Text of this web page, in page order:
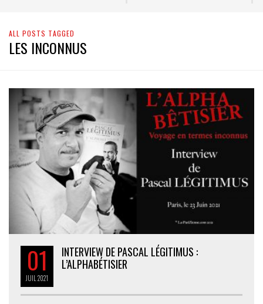
ALL POSTS TAGGED
LES INCONNUS
01
JUIL2021
INTERVIEW DE PASCAL LÉGITIMUS :
L’ALPHABÉTISIER